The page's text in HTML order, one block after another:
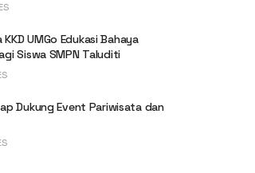
UMGo Edukasi Bahaya
Siswa SMPN Taluditi
Dukung Event Pariwisata dan